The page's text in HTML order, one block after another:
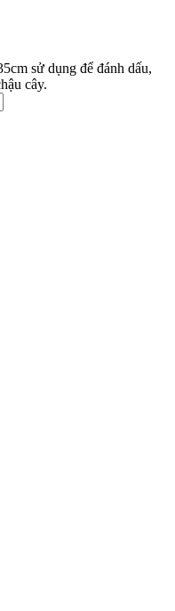
sử dụng để đánh dấu,
cây.